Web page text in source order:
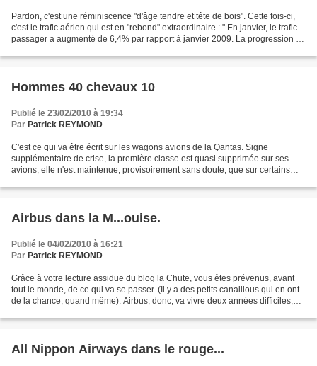
Pardon, c'est une réminiscence "d'âge tendre et tête de bois". Cette fois-ci,
c'est le trafic aérien qui est en "rebond" extraordinaire : " En janvier, le trafic
passager a augmenté de 6,4% par rapport à janvier 2009. La progression du
Hommes 40 chevaux 10
Publié le 23/02/2010 à 19:34
Par Patrick REYMOND
C'est ce qui va être écrit sur les wagons avions de la Qantas. Signe
supplémentaire de crise, la première classe est quasi supprimée sur ses
avions, elle n'est maintenue, provisoirement sans doute, que sur certains
Airbus dans la M...ouise.
Publié le 04/02/2010 à 16:21
Par Patrick REYMOND
Grâce à votre lecture assidue du blog la Chute, vous êtes prévenus, avant
tout le monde, de ce qui va se passer. (Il y a des petits canaillous qui en ont
de la chance, quand même). Airbus, donc, va vivre deux années difficiles,
All Nippon Airways dans le rouge...